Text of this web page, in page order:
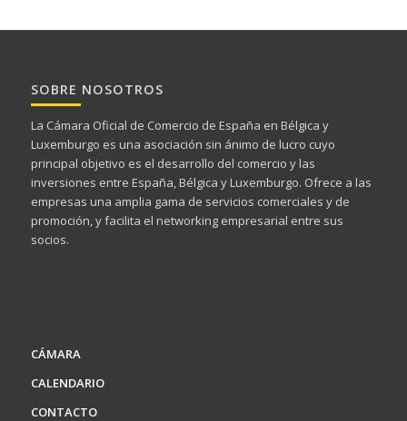
SOBRE NOSOTROS
La Cámara Oficial de Comercio de España en Bélgica y
Luxemburgo es una asociación sin ánimo de lucro cuyo
principal objetivo es el desarrollo del comercio y las
inversiones entre España, Bélgica y Luxemburgo. Ofrece a las
empresas una amplia gama de servicios comerciales y de
promoción, y facilita el networking empresarial entre sus
socios.
CÁMARA
CALENDARIO
CONTACTO